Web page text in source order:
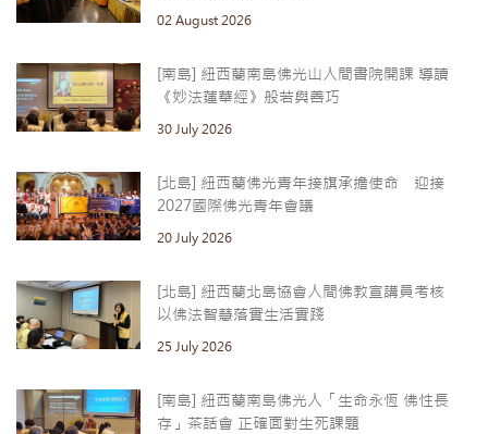
02 August 2026
[南島] 紐西蘭南島佛光山人間書院開課 導讀
《妙法蓮華經》般若與善巧
30 July 2026
[北島] 紐西蘭佛光青年接旗承擔使命 迎接
2027國際佛光青年會議
20 July 2026
[北島] 紐西蘭北島協會人間佛教宣講員考核
以佛法智慧落實生活實踐
25 July 2026
[南島] 紐西蘭南島佛光人「生命永恆 佛性長
存」茶話會 正確面對生死課題